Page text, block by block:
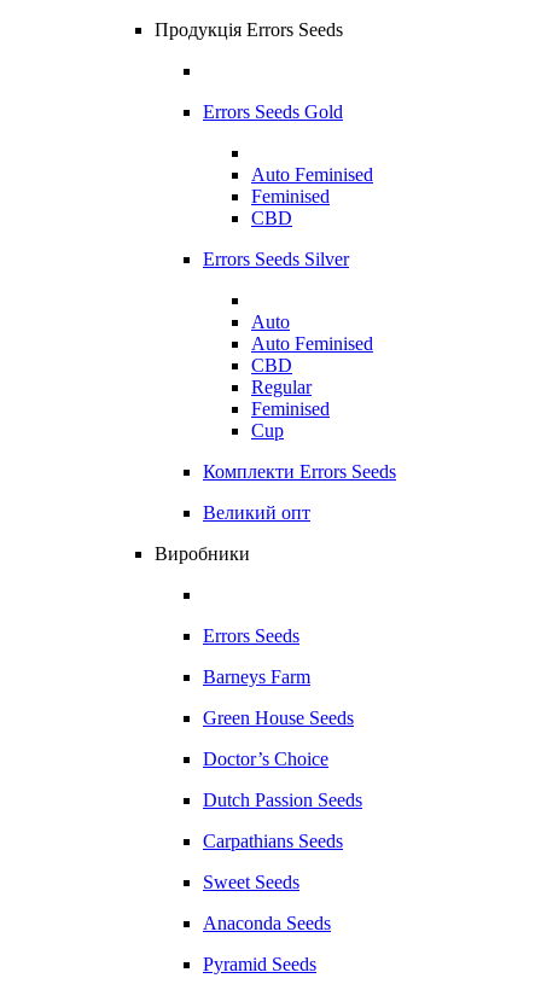
Продукція Errors Seeds
Errors Seeds Gold
Auto Feminised
Feminised
CBD
Errors Seeds Silver
Auto
Auto Feminised
CBD
Regular
Feminised
Cup
Комплекти Errors Seeds
Великий опт
Виробники
Errors Seeds
Barneys Farm
Green House Seeds
Doctor’s Choice
Dutch Passion Seeds
Carpathians Seeds
Sweet Seeds
Anaconda Seeds
Pyramid Seeds